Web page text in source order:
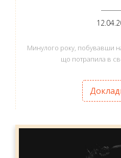
Минулого року, побувавши
що потрапила в